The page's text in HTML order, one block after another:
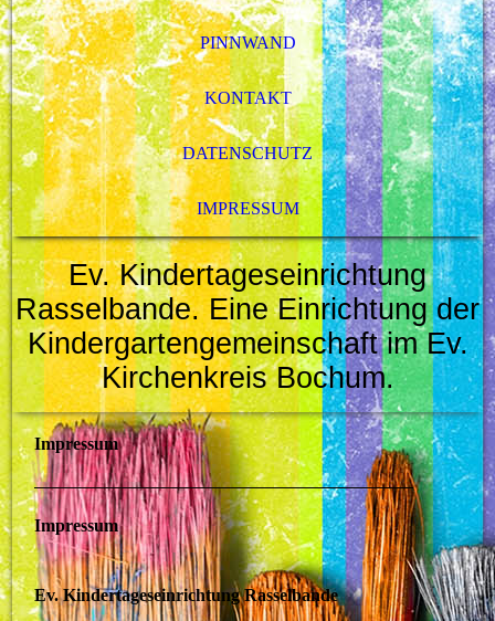
PINNWAND
KONTAKT
DATENSCHUTZ
IMPRESSUM
Ev. Kindertageseinrichtung
Rasselbande. Eine Einrichtung der
Kindergartengemeinschaft im Ev.
Kirchenkreis Bochum.
Impressum
Impressum
Ev. Kindertageseinrichtung Rasselbande